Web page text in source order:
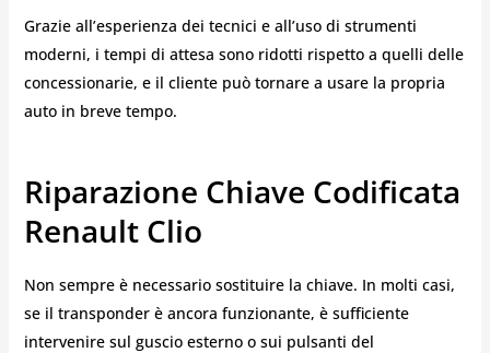
Grazie all’esperienza dei tecnici e all’uso di strumenti
moderni, i tempi di attesa sono ridotti rispetto a quelli delle
concessionarie, e il cliente può tornare a usare la propria
auto in breve tempo.
Riparazione Chiave Codificata
Renault Clio
Non sempre è necessario sostituire la chiave. In molti casi,
se il transponder è ancora funzionante, è sufficiente
intervenire sul guscio esterno o sui pulsanti del